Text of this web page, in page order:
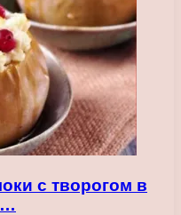
с творогом в